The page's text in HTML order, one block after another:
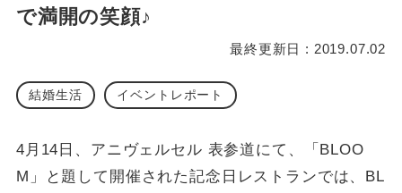
で満開の笑顔♪
最終更新日 : 2019.07.02
結婚生活 イベントレポート
4月14日、アニヴェルセル 表参道にて、「BLOO
M」と題して開催された記念日レストランでは、BL